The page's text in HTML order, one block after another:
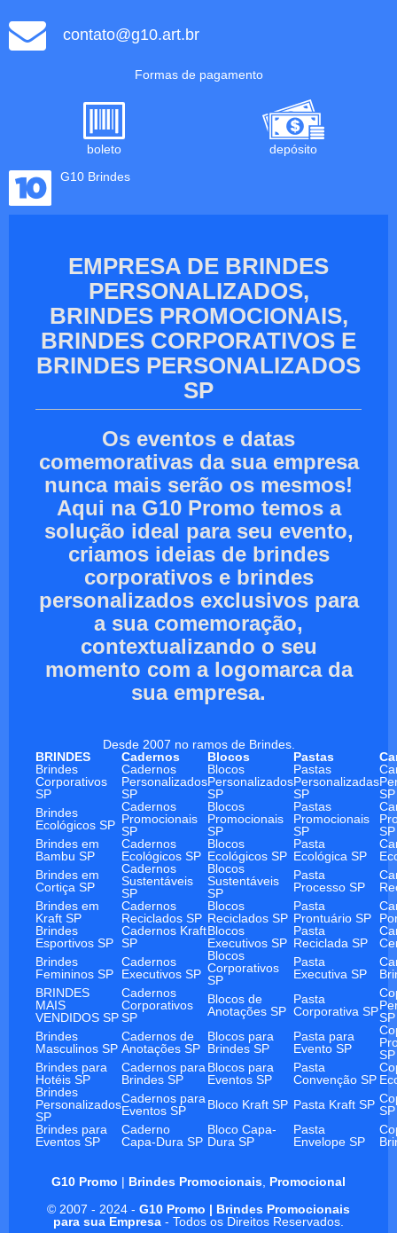
contato@g10.art.br
Formas de pagamento
boleto
depósito
G10 Brindes
EMPRESA DE BRINDES
PERSONALIZADOS,
BRINDES PROMOCIONAIS,
BRINDES CORPORATIVOS E
BRINDES PERSONALIZADOS
SP
Os eventos e datas
comemorativas da sua empresa
nunca mais serão os mesmos!
Aqui na G10 Promo temos a
solução ideal para seu evento,
criamos ideias de brindes
corporativos e brindes
personalizados exclusivos para
a sua comemoração,
contextualizando o seu
momento com a logomarca da
sua empresa.
Desde 2007 no ramos de Brindes.
BRINDES
Cadernos Blocos Pastas
Brindes
Corporativos
SP
Cadernos
Personalizados
SP
Blocos
Personalizados
SP
Pastas
Personalizadas
SP
SP
Brindes
Ecológicos SP
Cadernos
Promocionais
SP
Blocos
Promocionais
SP
Pastas
Promocionais
SP
SP
Brindes em
Bambu SP
Cadernos
Ecológicos SP
Blocos
Ecológicos SP
Pasta
Ecológica SP
Brindes em
Cortiça SP
Cadernos
Sustentáveis
SP
Blocos
Sustentáveis
SP
Pasta
Processo SP
Brindes em
Kraft SP
Cadernos
Reciclados SP
Blocos
Reciclados SP
Pasta
Prontuário SP
Brindes
Esportivos SP
Cadernos Kraft
SP
Blocos
Executivos SP
Pasta
Reciclada SP
Brindes
Femininos SP
Cadernos
Executivos SP
Blocos
Corporativos
SP
Pasta
Executiva SP
BRINDES
MAIS
VENDIDOS SP
Cadernos
Corporativos
SP
Blocos de
Anotações SP
Pasta
Corporativa SPSP
Brindes
Masculinos SP
Cadernos de
Anotações SP
Blocos para
Brindes SP
Pasta para
Evento SP
SP
Brindes para
Hotéis SP
Cadernos para
Brindes SP
Blocos para
Eventos SP
Pasta
Convenção SP
Brindes
Personalizados
SP
Cadernos para
Eventos SP
Bloco Kraft SP Pasta Kraft SP SP
Brindes para
Eventos SP
Caderno
Capa-Dura SP
Bloco Capa-
Dura SP
Pasta
Envelope SP
G10 Promo | Brindes Promocionais Promocional
© 2007 - 2024 - G10 Promo | Brindes Promocionais
para sua Empresa - Todos os Direitos Reservados.